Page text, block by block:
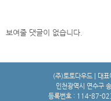
보여줄 댓글이 없습니다.
(주)토토다우드 | 대
인천광역시 연수구
등록번호 : 114-87-